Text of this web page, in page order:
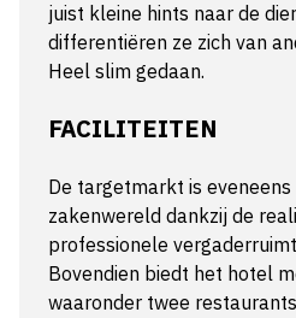
juist kleine hints naar de
differentiëren ze zich van
Heel slim gedaan.
FACILITEITEN
De targetmarkt is
zakenwereld dankzij de
professionele
Bovendien biedt het hotel
waaronder twee